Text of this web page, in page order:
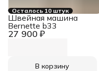
Осталось 10 штук
27 900 ₽
Швейная машина
Bernette b33
В корзину